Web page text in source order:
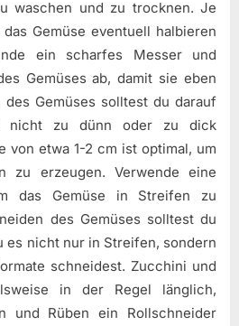
waschen und zu trocknen. Je
Gemüse eventuell halbieren
ein scharfes Messer und
Gemüses ab, damit sie eben
des Gemüses solltest du darauf
nicht zu dünn oder zu dick
von etwa 1-2 cm ist optimal, um
zu erzeugen. Verwende eine
das Gemüse in Streifen zu
des Gemüses solltest du
es nicht nur in Streifen, sondern
schneidest. Zucchini und
in der Regel länglich,
und Rüben ein Rollschneider